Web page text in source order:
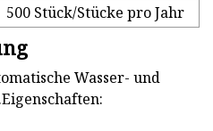
500 Stück/Stücke pro Jahr
Wasser- und